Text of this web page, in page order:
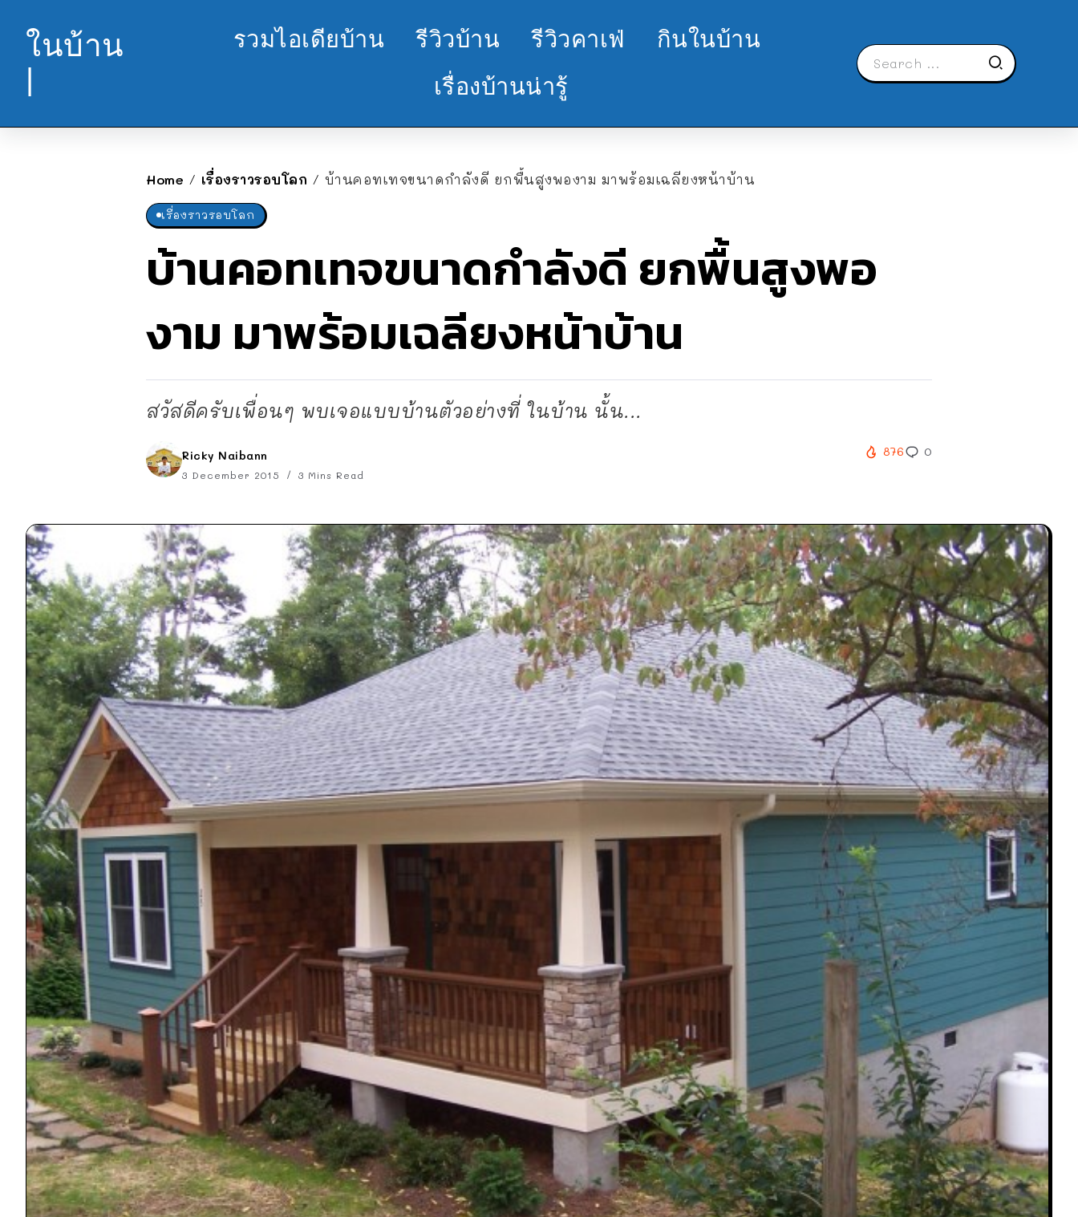
ในบ้าน
|
รวมไอเดียบ้าน รีวิวบ้าน รีวิวคาเฟ่
กินในบ้าน
เรื่องบ้านน่ารู้
Home / เรื่องราวรอบโลก / บ้านคอทเทจขนาดกำลังดี ยกพื้นสูงพองาม มาพร้อมเฉลียงหน้าบ้าน
เรื่องราวรอบโลก
บ้านคอทเทจขนาดกำลังดี ยกพื้นสูงพอ
งาม มาพร้อมเฉลียงหน้าบ้าน
สวัสดีครับเพื่อนๆ พบเจอแบบบ้านตัวอย่างที่ ในบ้าน นั้น...
Ricky Naibann
3 December 2015 3 Mins Read
876 0